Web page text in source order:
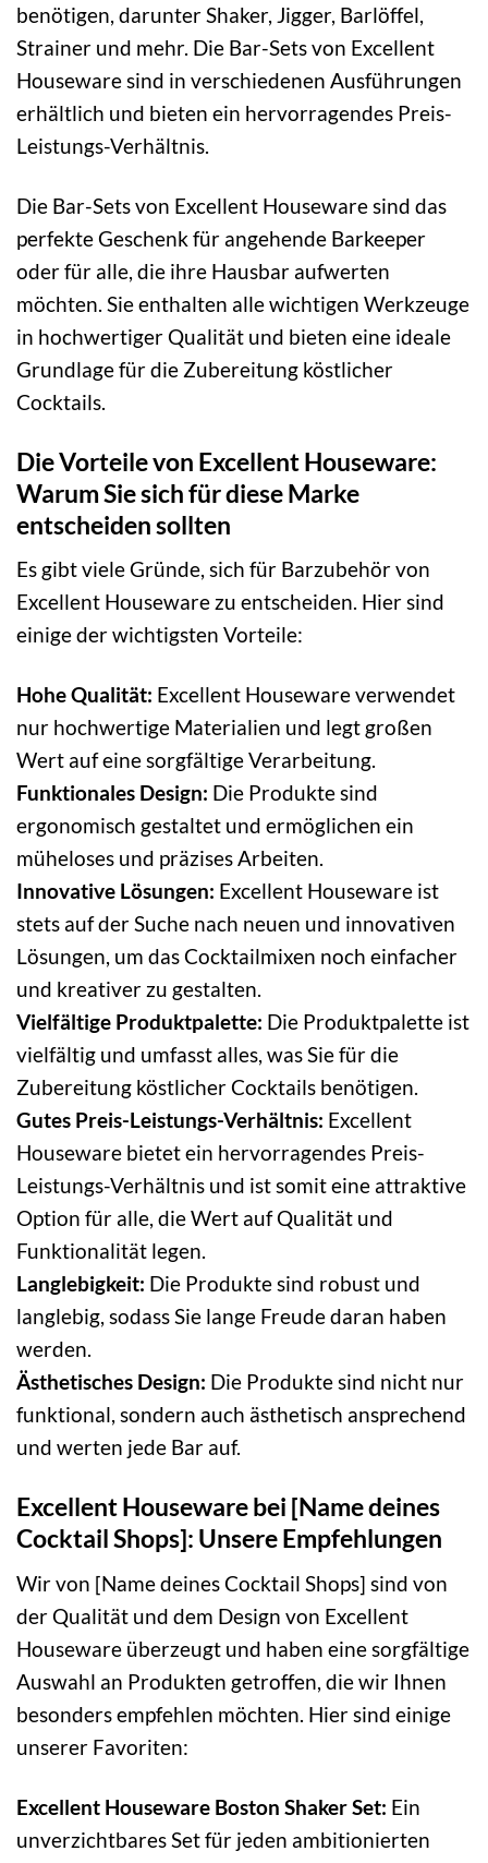
benötigen, darunter Shaker, Jigger, Barlöffel,
Strainer und mehr. Die Bar-Sets von Excellent
Houseware sind in verschiedenen Ausführungen
erhältlich und bieten ein hervorragendes Preis-
Leistungs-Verhältnis.
Die Bar-Sets von Excellent Houseware sind das
perfekte Geschenk für angehende Barkeeper
oder für alle, die ihre Hausbar aufwerten
möchten. Sie enthalten alle wichtigen Werkzeuge
in hochwertiger Qualität und bieten eine ideale
Grundlage für die Zubereitung köstlicher
Cocktails.
Die Vorteile von Excellent Houseware:
Warum Sie sich für diese Marke
entscheiden sollten
Es gibt viele Gründe, sich für Barzubehör von
Excellent Houseware zu entscheiden. Hier sind
einige der wichtigsten Vorteile:
Hohe Qualität: Excellent Houseware verwendet
nur hochwertige Materialien und legt großen
Wert auf eine sorgfältige Verarbeitung.
Funktionales Design: Die Produkte sind
ergonomisch gestaltet und ermöglichen ein
müheloses und präzises Arbeiten.
Innovative Lösungen: Excellent Houseware ist
stets auf der Suche nach neuen und innovativen
Lösungen, um das Cocktailmixen noch einfacher
und kreativer zu gestalten.
Vielfältige Produktpalette: Die Produktpalette ist
vielfältig und umfasst alles, was Sie für die
Zubereitung köstlicher Cocktails benötigen.
Gutes Preis-Leistungs-Verhältnis: Excellent
Houseware bietet ein hervorragendes Preis-
Leistungs-Verhältnis und ist somit eine attraktive
Option für alle, die Wert auf Qualität und
Funktionalität legen.
Langlebigkeit: Die Produkte sind robust und
langlebig, sodass Sie lange Freude daran haben
werden.
Ästhetisches Design: Die Produkte sind nicht nur
funktional, sondern auch ästhetisch ansprechend
und werten jede Bar auf.
Excellent Houseware bei [Name deines
Cocktail Shops]: Unsere Empfehlungen
Wir von [Name deines Cocktail Shops] sind von
der Qualität und dem Design von Excellent
Houseware überzeugt und haben eine sorgfältige
Auswahl an Produkten getroffen, die wir Ihnen
besonders empfehlen möchten. Hier sind einige
unserer Favoriten:
Excellent Houseware Boston Shaker Set: Ein
unverzichtbares Set für jeden ambitionierten